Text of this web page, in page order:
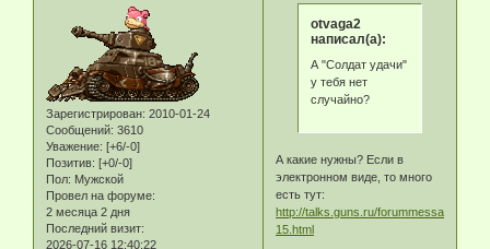
Зарегистрирован: 2010-01-24
Сообщений: 3610
Уважение: [+6/-0]
Позитив: [+0/-0]
Пол: Мужской
Провел на форуме:
2 месяца 2 дня
Последний визит:
2026-07-16 12:40:22
otvaga2
написал(а):
А "Солдат удачи"
у тебя нет
случайно?
А какие нужны? Если в
электронном виде, то много
есть тут:
http://talks.guns.ru/forummessage/18/
15.html